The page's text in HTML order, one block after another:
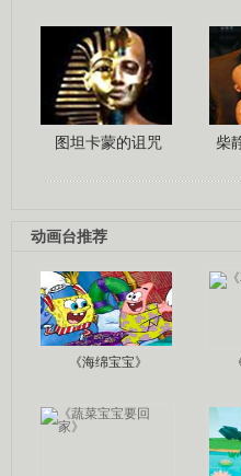
图坦卡蒙的诅咒 柴
动画台推荐
《海绵宝宝》